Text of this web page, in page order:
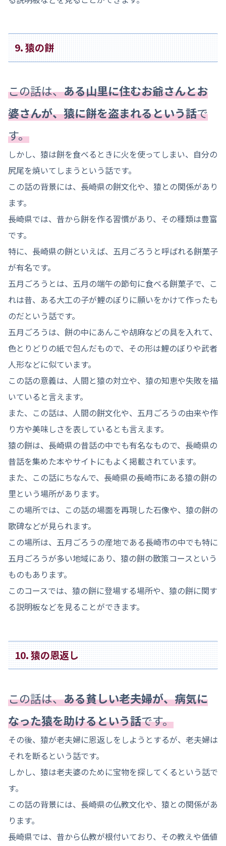
9. 猿の餅
この話は、ある山里に住むお爺さんとお
婆さんが、猿に餅を盗まれるという話で
す。
しかし、猿は餅を食べるときに火を使ってしまい、自分の
尻尾を焼いてしまうという話です。
この話の背景には、長崎県の餅文化や、猿との関係があり
ます。
長崎県では、昔から餅を作る習慣があり、その種類は豊富
です。
特に、長崎県の餅といえば、五月ごろうと呼ばれる餅菓子
が有名です。
五月ごろうとは、五月の端午の節句に食べる餅菓子で、こ
れは昔、ある大工の子が鯉のぼりに願いをかけて作ったも
のだという話です。
五月ごろうは、餅の中にあんこや胡麻などの具を入れて、
色とりどりの紙で包んだもので、その形は鯉のぼりや武者
人形などに似ています。
この話の意義は、人間と猿の対立や、猿の知恵や失敗を描
いていると言えます。
また、この話は、人間の餅文化や、五月ごろうの由来や作
り方や美味しさを表しているとも言えます。
猿の餅は、長崎県の昔話の中でも有名なもので、長崎県の
昔話を集めた本やサイトにもよく掲載されています。
また、この話にちなんで、長崎県の長崎市にある猿の餅の
里という場所があります。
この場所では、この話の場面を再現した石像や、猿の餅の
歌碑などが見られます。
この場所は、五月ごろうの産地である長崎市の中でも特に
五月ごろうが多い地域にあり、猿の餅の散策コースという
ものもあります。
このコースでは、猿の餅に登場する場所や、猿の餅に関す
る説明板などを見ることができます。
10. 猿の恩返し
この話は、ある貧しい老夫婦が、病気に
なった猿を助けるという話です。
その後、猿が老夫婦に恩返しをしようとするが、老夫婦は
それを断るという話です。
しかし、猿は老夫婆のために宝物を探してくるという話で
す。
この話の背景には、長崎県の仏教文化や、猿との関係があ
ります。
長崎県では、昔から仏教が根付いており、その教えや価値